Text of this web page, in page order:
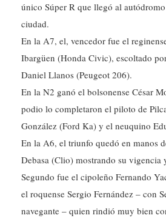
único Súper R que llegó al
ciudad.
En la A7, el, vencedor fue el
Ibargüen (Honda Civic), escoltado
Daniel Llanos (Peugeot 206).
En la N2 ganó el bolsonense César
podio lo completaron el piloto de
González (Ford Ka) y el neuquino
En la A6, el triunfo quedó en manos
Debasa (Clio) mostrando su vigencia
Segundo fue el cipoleño Fernando
el roquense Sergio Fernández – con
navegante – quien rindió muy bien